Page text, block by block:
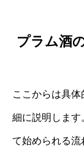
プラム酒
ここからは具
細に説明します
て始められる流